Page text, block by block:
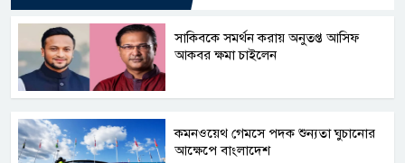
সাকিবকে সমর্থন করায় অনুতপ্ত আসিফ
আকবর ক্ষমা চাইলেন
কমনওয়েথ গেমসে পদক শুন্যতা ঘুচানোর
আক্ষেপে বাংলাদেশ